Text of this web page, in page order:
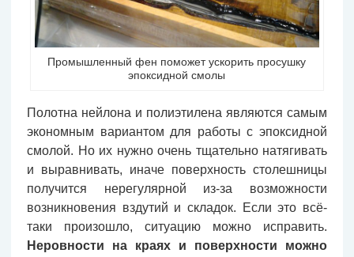
Промышленный фен поможет ускорить просушку
эпоксидной смолы
Полотна нейлона и полиэтилена являются самым
экономным вариантом для работы с эпоксидной
смолой. Но их нужно очень тщательно натягивать
и выравнивать, иначе поверхность столешницы
получится нерегулярной из-за возможности
возникновения вздутий и складок. Если это всё-
таки произошло, ситуацию можно исправить.
Неровности на краях и поверхности можно